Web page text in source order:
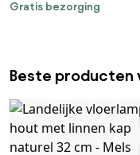
Gratis bezorging
Beste producten